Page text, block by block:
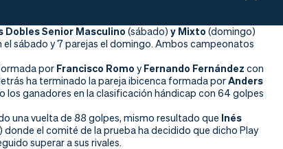
Dobles Senior Masculino (sábado) y Mixto (domingo)
el sábado y 7 parejas el domingo. Ambos campeonatos
por Francisco Romo y Fernando Fernández con
ha terminado la pareja ibicenca formada porAnders
los ganadores en la clasificación hándicap con 64 golpes
una vuelta de 88 golpes, mismo resultado que Inés
el comité de la prueba ha decidido que dicho Play
superar a sus rivales.